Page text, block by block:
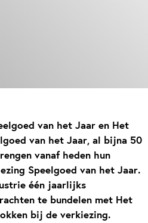
van het Jaar en Het
van het Jaar, al bijna 50
vanaf heden hun
Speelgoed van het Jaar.
één jaarlijks
te bundelen met Het
bij de verkiezing.